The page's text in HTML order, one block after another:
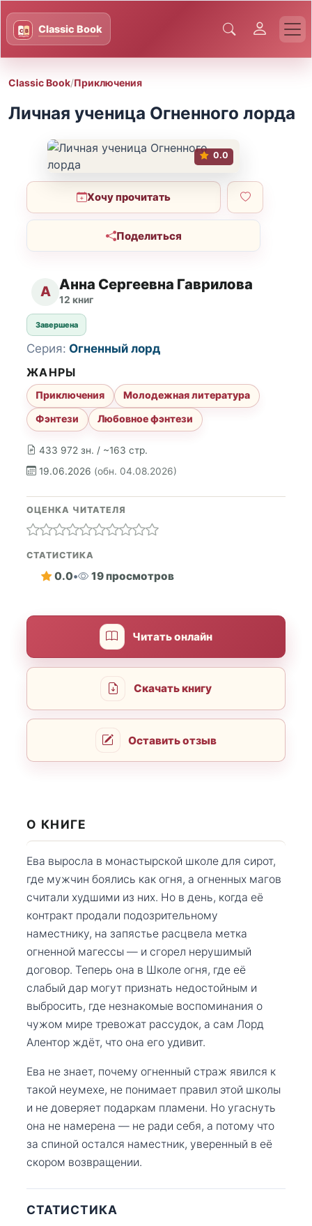
Classic Book/Приключения
Личная ученица Огненного лорда
0.0
Хочу прочитать
Поделиться
А Анна Сергеевна Гаврилова
12 книг
Завершена
433 972 зн. / ~163 стр.
19.06.2026 (обн. 04.08.2026)
Серия: Огненный лорд
ЖАНРЫ
Приключения
Молодежная литература
Фэнтези
Любовное фэнтези
ОЦЕНКА ЧИТАТЕЛЯ
СТАТИСТИКА
0.0• 19 просмотров
Читать онлайн
Скачать книгу
Оставить отзыв
О КНИГЕ
Ева выросла в монастырской школе для сирот,
где мужчин боялись как огня, а огненных магов
считали худшими из них. Но в день, когда её
контракт продали подозрительному
наместнику, на запястье расцвела метка
огненной магессы — и сгорел нерушимый
договор. Теперь она в Школе огня, где её
слабый дар могут признать недостойным и
выбросить, где незнакомые воспоминания о
чужом мире тревожат рассудок, а сам Лорд
Алентор ждёт, что она его удивит.
Ева не знает, почему огненный страж явился к
такой неумехе, не понимает правил этой школы
и не доверяет подаркам пламени. Но угаснуть
она не намерена — не ради себя, а потому что
за спиной остался наместник, уверенный в её
скором возвращении.
СТАТИСТИКА